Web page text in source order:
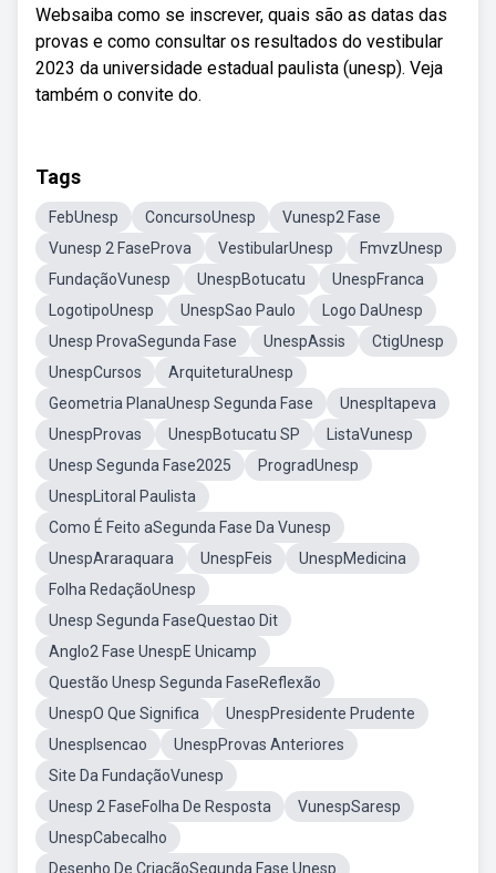
Websaiba como se inscrever, quais são as datas das
provas e como consultar os resultados do vestibular
2023 da universidade estadual paulista (unesp). Veja
também o convite do.
Tags
FebUnesp ConcursoUnesp
Vunesp2 Fase
Vunesp 2 FaseProva
VestibularUnesp
FmvzUnesp
FundaçãoVunesp
UnespBotucatu
UnespFranca
LogotipoUnesp
UnespSao Paulo
Logo DaUnesp
Unesp ProvaSegunda Fase
UnespAssis
CtigUnesp
UnespCursos
ArquiteturaUnesp
Geometria PlanaUnesp Segunda Fase
UnespItapeva
UnespProvas
UnespBotucatu SP
ListaVunesp
Unesp Segunda Fase2025
ProgradUnesp
UnespLitoral Paulista
Como É Feito aSegunda Fase Da Vunesp
UnespAraraquara
UnespFeis
UnespMedicina
Folha RedaçãoUnesp
Unesp Segunda FaseQuestao Dit
Anglo2 Fase UnespE Unicamp
Questão Unesp Segunda FaseReflexão
UnespO Que Significa
UnespPresidente Prudente
UnespIsencao
UnespProvas Anteriores
Site Da FundaçãoVunesp
Unesp 2 FaseFolha De Resposta
VunespSaresp
UnespCabecalho
Desenho De CriaçãoSegunda Fase Unesp